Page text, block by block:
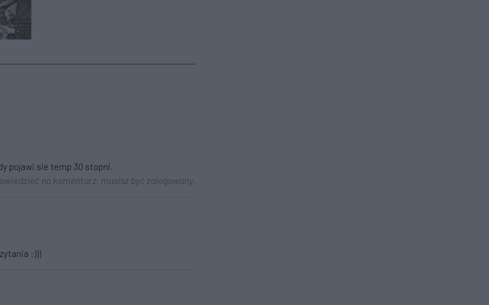
pojawi sie temp 30 stopni.
na komentarz, musisz być zalogowany.
:)))